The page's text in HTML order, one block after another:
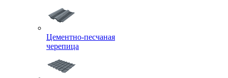
Цементно-песчаная
черепица